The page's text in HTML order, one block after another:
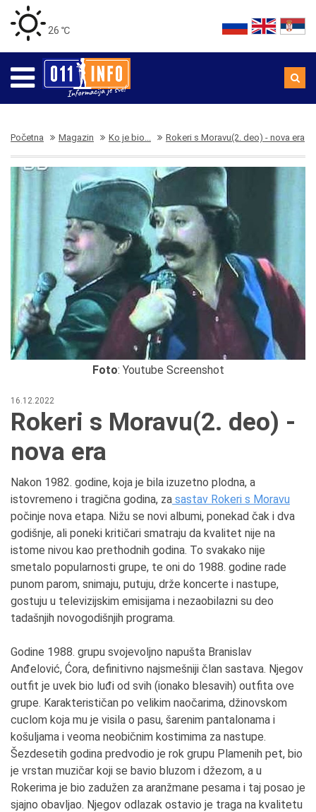
26 ℃
Početna Magazin Ko je bio... Rokeri s Moravu(2. deo) - nova era
Foto: Youtube Screenshot
16.12.2022
Rokeri s Moravu(2. deo) -
nova era
Nakon 1982. godine, koja je bila izuzetno plodna, a
istovremeno i tragična godina, za sastav Rokeri s Moravu
počinje nova etapa. Nižu se novi albumi, ponekad čak i dva
godišnje, ali poneki kritičari smatraju da kvalitet nije na
istome nivou kao prethodnih godina. To svakako nije
smetalo popularnosti grupe, te oni do 1988. godine rade
punom parom, snimaju, putuju, drže koncerte i nastupe,
gostuju u televizijskim emisijama i nezaobilazni su deo
tadašnjih novogodišnjih programa.
Godine 1988. grupu svojevoljno napušta Branislav
Anđelović, Ćora, definitivno najsmešniji član sastava. Njegov
outfit je uvek bio luđi od svih (ionako blesavih) outfita ove
grupe. Karakterističan po velikim naočarima, džinovskom
cuclom koja mu je visila o pasu, šarenim pantalonama i
košuljama i veoma neobičnim kostimima za nastupe.
Šezdesetih godina predvodio je rok grupu Plamenih pet, bio
je vrstan muzičar koji se bavio bluzom i džezom, a u
Rokerima je bio zadužen za aranžmane pesama i taj posao je
sjajno obavljao. Njegov odlazak ostavio je traga na kvalitetu